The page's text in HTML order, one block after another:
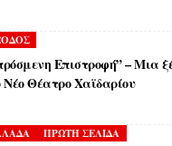
Επιστροφή” – Μια
Νέο Θέατρο Χαϊδαρίου
ΠΡΩΤΗ ΣΕΛΙΔΑ